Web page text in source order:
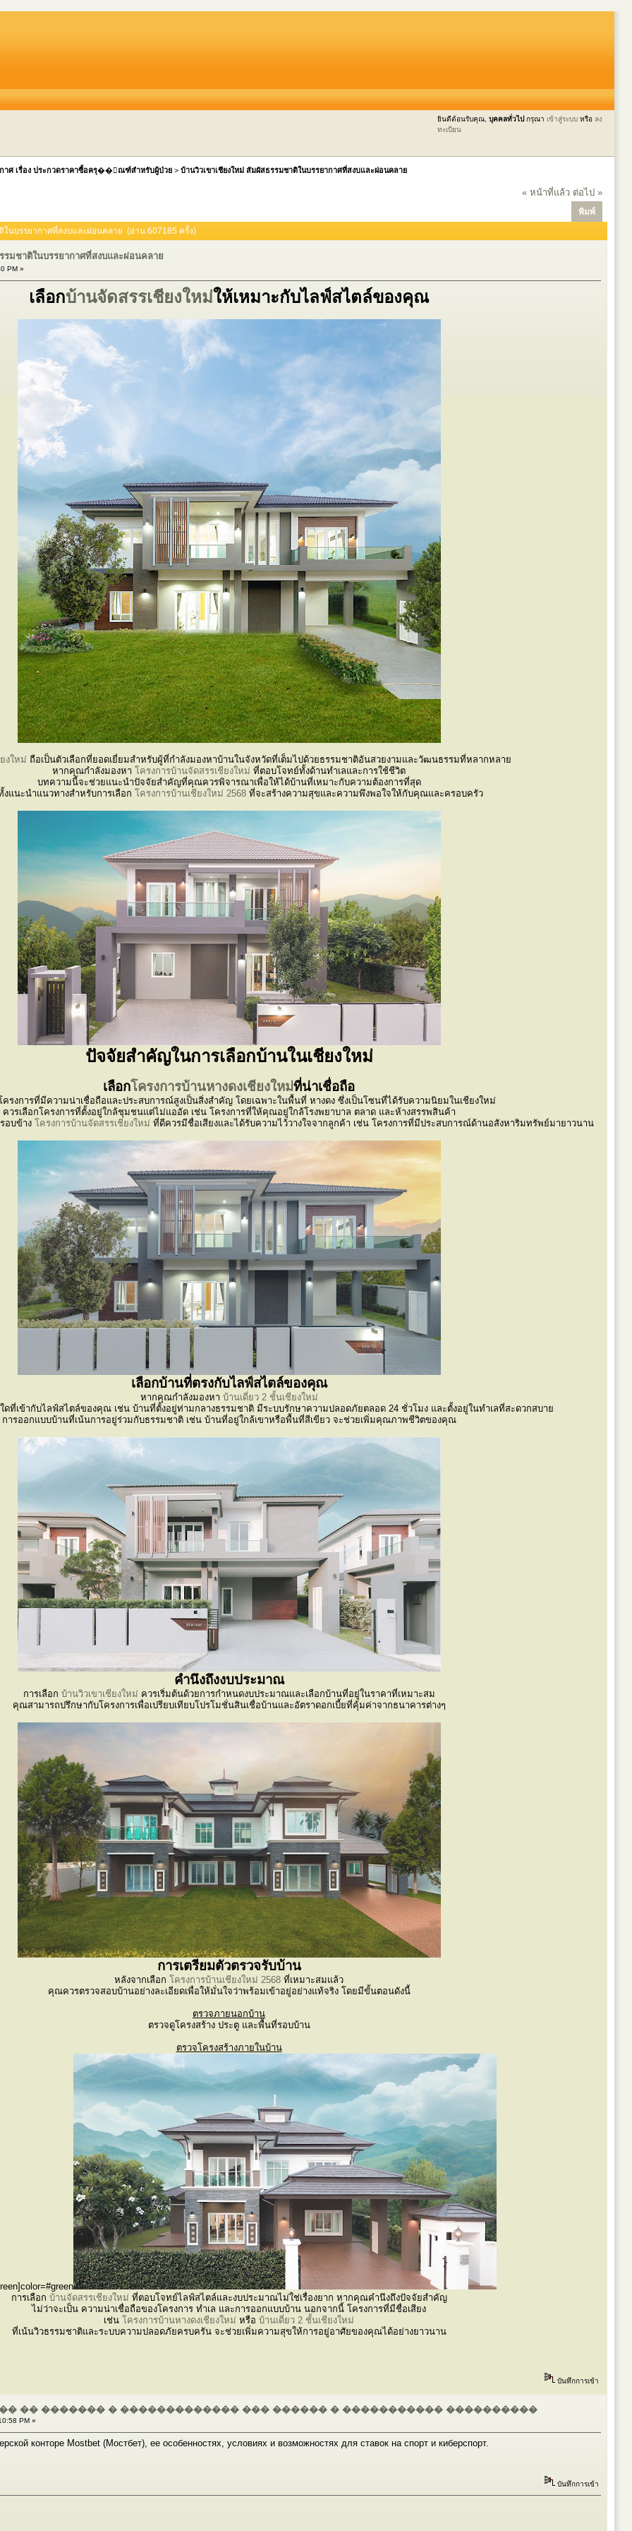
ยินดีต้อนรับคุณ, บุคคลทั่วไป กรุณา เข้าสู่ระบบ หรือ ลง
ทะเบียน
าศ เรื่อง ประกวดราคาซื้อครุ��ัณฑ์สำหรับผู้ป่วย > บ้านวิวเขาเชียงใหม่ สัมผัสธรรมชาติในบรรยากาศที่สงบและผ่อนคลาย
« หน้าที่แล้ว ต่อไป »
พิมพ์
นบรรยากาศที่สงบและผ่อนคลาย (อ่าน 607185 ครั้ง)
รมชาติในบรรยากาศที่สงบและผ่อนคลาย
PM »
เลือกบ้านจัดสรรเชียงใหม่ให้เหมาะกับไลฟ์สไตล์ของคุณ
งใหม่ ถือเป็นตัวเลือกที่ยอดเยี่ยมสำหรับผู้ที่กำลังมองหาบ้านในจังหวัดที่เต็มไปด้วยธรรมชาติอันสวยงามและวัฒนธรรมที่หลากหลาย
หากคุณกำลังมองหา โครงการบ้านจัดสรรเชียงใหม่ ที่ตอบโจทย์ทั้งด้านทำเลและการใช้ชีวิต
บทความนี้จะช่วยแนะนำปัจจัยสำคัญที่คุณควรพิจารณาเพื่อให้ได้บ้านที่เหมาะกับความต้องการที่สุด
แนะนำแนวทางสำหรับการเลือก โครงการบ้านเชียงใหม่ 2568 ที่จะสร้างความสุขและความพึงพอใจให้กับคุณและครอบครัว
ปัจจัยสำคัญในการเลือกบ้านในเชียงใหม่
เลือกโครงการบ้านหางดงเชียงใหม่ที่น่าเชื่อถือ
ครงการที่มีความน่าเชื่อถือและประสบการณ์สูงเป็นสิ่งสำคัญ โดยเฉพาะในพื้นที่ หางดง ซึ่งเป็นโซนที่ได้รับความนิยมในเชียงใหม่
ควรเลือกโครงการที่ตั้งอยู่ใกล้ชุมชนแต่ไม่แออัด เช่น โครงการที่ให้คุณอยู่ใกล้โรงพยาบาล ตลาด และห้างสรรพสินค้า
อบข้าง โครงการบ้านจัดสรรเชียงใหม่ ที่ดีควรมีชื่อเสียงและได้รับความไว้วางใจจากลูกค้า เช่น โครงการที่มีประสบการณ์ด้านอสังหาริมทรัพย์มายาวนาน
เลือกบ้านที่ตรงกับไลฟ์สไตล์ของคุณ
หากคุณกำลังมองหา บ้านเดี่ยว 2 ชั้นเชียงใหม่
ดที่เข้ากับไลฟ์สไตล์ของคุณ เช่น บ้านที่ตั้งอยู่ท่ามกลางธรรมชาติ มีระบบรักษาความปลอดภัยตลอด 24 ชั่วโมง และตั้งอยู่ในทำเลที่สะดวกสบาย
การออกแบบบ้านที่เน้นการอยู่ร่วมกับธรรมชาติ เช่น บ้านที่อยู่ใกล้เขาหรือพื้นที่สีเขียว จะช่วยเพิ่มคุณภาพชีวิตของคุณ
คำนึงถึงงบประมาณ
การเลือก บ้านวิวเขาเชียงใหม่ ควรเริ่มต้นด้วยการกำหนดงบประมาณและเลือกบ้านที่อยู่ในราคาที่เหมาะสม
คุณสามารถปรึกษากับโครงการเพื่อเปรียบเทียบโปรโมชั่นสินเชื่อบ้านและอัตราดอกเบี้ยที่คุ้มค่าจากธนาคารต่างๆ
การเตรียมตัวตรวจรับบ้าน
หลังจากเลือก โครงการบ้านเชียงใหม่ 2568 ที่เหมาะสมแล้ว
คุณควรตรวจสอบบ้านอย่างละเอียดเพื่อให้มั่นใจว่าพร้อมเข้าอยู่อย่างแท้จริง โดยมีขั้นตอนดังนี้
ตรวจภายนอกบ้าน
ตรวจดูโครงสร้าง ประตู และพื้นที่รอบบ้าน
ตรวจโครงสร้างภายในบ้าน
การเลือก บ้านจัดสรรเชียงใหม่ ที่ตอบโจทย์ไลฟ์สไตล์และงบประมาณไม่ใช่เรื่องยาก หากคุณคำนึงถึงปัจจัยสำคัญ
ไม่ว่าจะเป็น ความน่าเชื่อถือของโครงการ ทำเล และการออกแบบบ้าน นอกจากนี้ โครงการที่มีชื่อเสียง
เช่น โครงการบ้านหางดงเชียงใหม่ หรือ บ้านเดี่ยว 2 ชั้นเชียงใหม่
ที่เน้นวิวธรรมชาติและระบบความปลอดภัยครบครัน จะช่วยเพิ่มความสุขให้การอยู่อาศัยของคุณได้อย่างยาวนาน
บันทึกการเข้า
�� ������� � ������������� ��� ������ � ����������� ����������
PM »
конторе Mostbet (Мостбет), ее особенностях, условиях и возможностях для ставок на спорт и киберспорт.
บันทึกการเข้า